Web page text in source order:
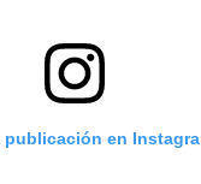
publicación en